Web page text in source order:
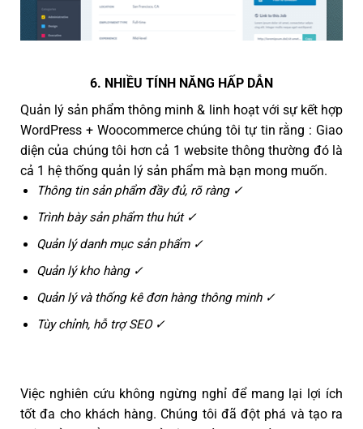
6. NHIỀU TÍNH NĂNG HẤP DẪN
Quản lý sản phẩm thông minh & linh hoạt với sự kết hợp
WordPress + Woocommerce chúng tôi tự tin rằng : Giao
diện của chúng tôi hơn cả 1 website thông thường đó là
cả 1 hệ thống quản lý sản phẩm mà bạn mong muốn.
Thông tin sản phẩm đầy đủ, rõ ràng ✓
Trình bày sản phẩm thu hút ✓
Quản lý danh mục sản phẩm ✓
Quản lý kho hàng ✓
Quản lý và thống kê đơn hàng thông minh ✓
Tùy chỉnh, hỗ trợ SEO ✓
Việc nghiên cứu không ngừng nghỉ để mang lại lợi ích
tốt đa cho khách hàng. Chúng tôi đã đột phá và tạo ra